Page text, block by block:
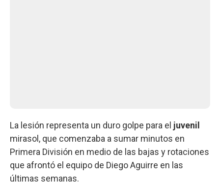
La lesión representa un duro golpe para el juvenil
mirasol, que comenzaba a sumar minutos en
Primera División en medio de las bajas y rotaciones
que afrontó el equipo de Diego Aguirre en las
últimas semanas.